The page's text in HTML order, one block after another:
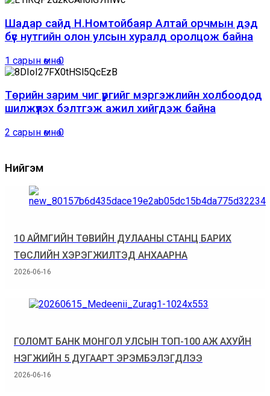
Шадар сайд Н.Номтойбаяр Алтай орчмын дэд
бүс нутгийн олон улсын хуралд оролцож байна
1 сарын өмнө0
Төрийн зарим чиг үүргийг мэргэжлийн холбоодод
шилжүүлэх бэлтгэж ажил хийгдэж байна
2 сарын өмнө0
Нийгэм
10 АЙМГИЙН ТӨВИЙН ДУЛААНЫ СТАНЦ БАРИХ
ТӨСЛИЙН ХЭРЭГЖИЛТЭД АНХААРНА
2026-06-16
ГОЛОМТ БАНК МОНГОЛ УЛСЫН ТОП-100 АЖ АХУЙН
НЭГЖИЙН 5 ДУГААРТ ЭРЭМБЭЛЭГДЛЭЭ
2026-06-16